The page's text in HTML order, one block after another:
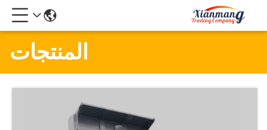
المنتجات